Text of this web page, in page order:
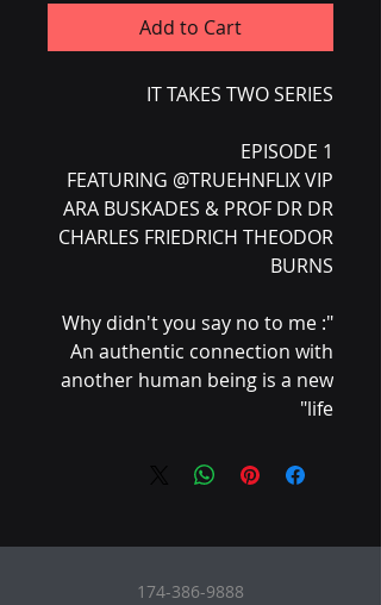
Add to Cart
IT TAKES TWO SERIES
EPISODE 1
FEATURING @TRUEHNFLIX VIP
ARA BUSKADES & PROF DR DR
CHARLES FRIEDRICH THEODOR
BURNS
"Why didn't you say no to me :
An authentic connection with
another human being is a new
life"
174-386-9888